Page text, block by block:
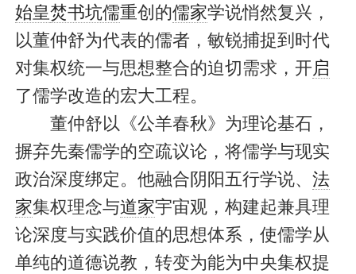
始皇焚书坑儒重创的儒家学说悄然复兴，
以董仲舒为代表的儒者，敏锐捕捉到时代
对集权统一与思想整合的迫切需求，开启
了儒学改造的宏大工程。
董仲舒以《公羊春秋》为理论基石，
摒弃先秦儒学的空疏议论，将儒学与现实
政治深度绑定。他融合阴阳五行学说、 法
家集权理念与道家宇宙观，构建起兼具理
论深度与实践价值的思想体系，使儒学从
单纯的道德说教，转变为能为中央集权提